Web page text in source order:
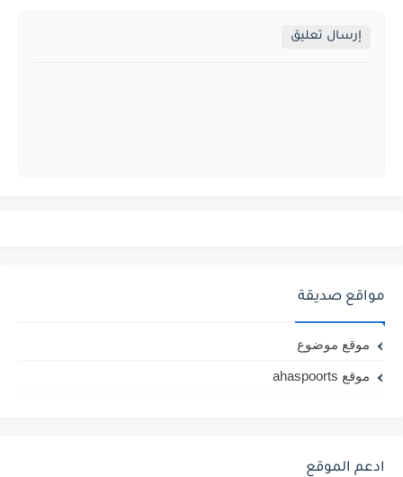
إرسال تعليق
مواقع صديقة
موقع موضوع
موقع ahaspoorts
ادعم الموقع